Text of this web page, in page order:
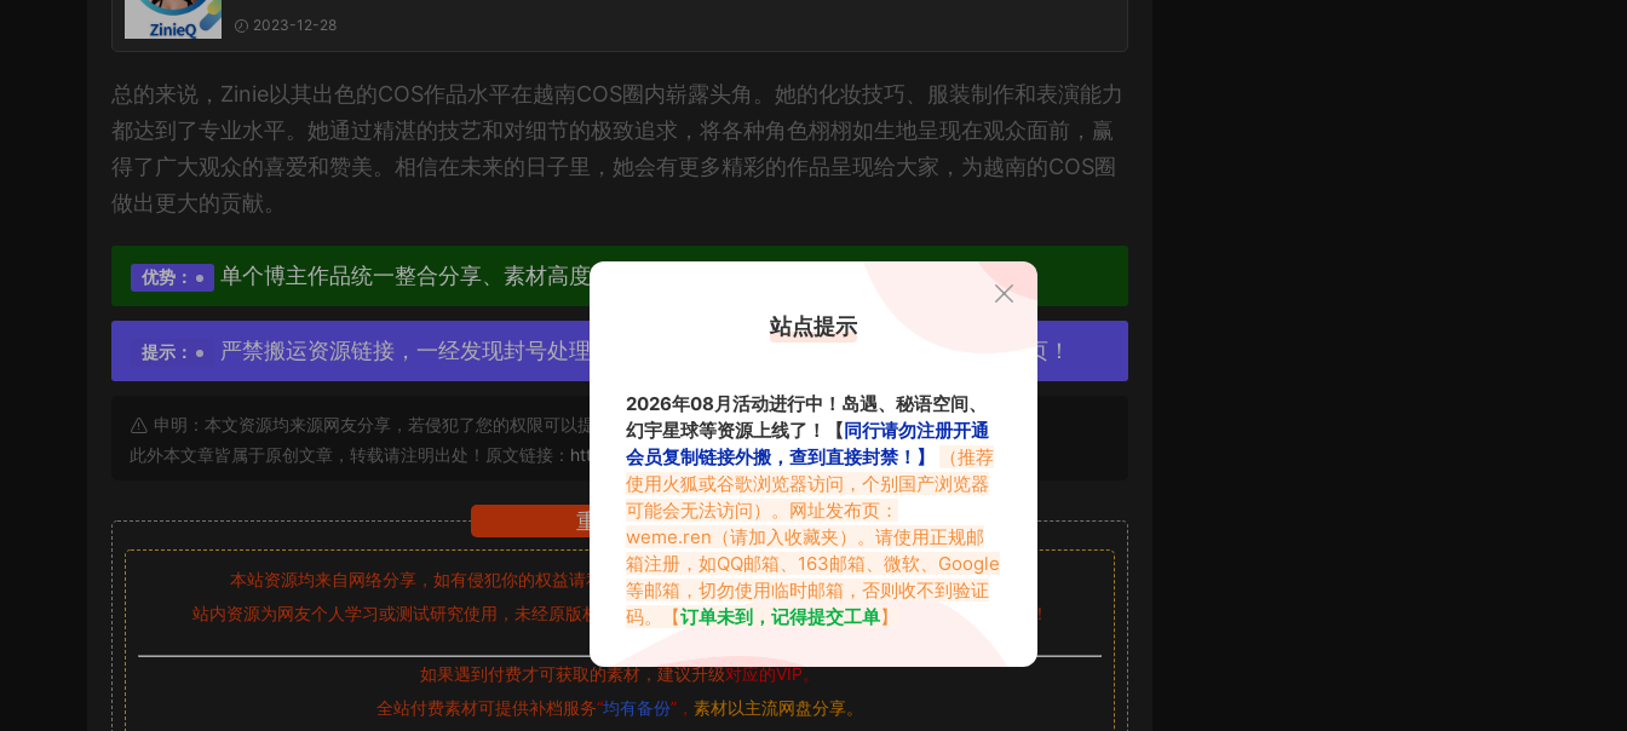
2023-12-28
总的来说，Zinie以其出色的COS作品水平在越南COS圈内崭露头角。她的化妆技巧、服装制作和表演能力
都达到了专业水平。她通过精湛的技艺和对细节的极致追求，将各种角色栩栩如生地呈现在观众面前，赢
得了广大观众的喜爱和赞美。相信在未来的日子里，她会有更多精彩的作品呈现给大家，为越南的COS圈
做出更大的贡献。
优势： 单个博主作品统一整合分享、素材高度去重复、逐一归档方便收藏！
提示： 严禁搬运资源链接，一经发现封号处理，素材资源无露点、需求请绕道，关闭本站网页！
申明：本文资源均来源网友分享，若侵犯了您的权限可以提交工单处理。
此外本文章皆属于原创文章，转载请注明出处！原文链接： https://www.vmiba.top/6006.html
重要声明
本站资源均来自网络分享，如有侵犯你的权益请私信留言收到留言后，我们会第一时间进行审核后删除。
站内资源为网友个人学习或测试研究使用，未经原版权作者许可,禁止用于任何商业途径！请在下载24小时内删除！
如果遇到付费才可获取的素材，建议升级对应的VIP。
全站付费素材可提供补档服务“均有备份”， 素材以主流网盘分享。
站点提示
2026年08月活动进行中！岛遇、秘语空间、
幻宇星球等资源上线了！【同行请勿注册开通
会员复制链接外搬，查到直接封禁！】
（推荐
使用火狐或谷歌浏览器访问，个别国产浏览器
可能会无法访问）。网址发布页：
weme.ren （请加入收藏夹）。请使用正规邮
箱注册，如QQ邮箱、163邮箱、微软、Google
等邮箱，切勿使用临时邮箱，否则收不到验证
码。【订单未到，记得提交工单】